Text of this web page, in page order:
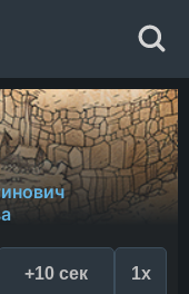
+10 сек 1x